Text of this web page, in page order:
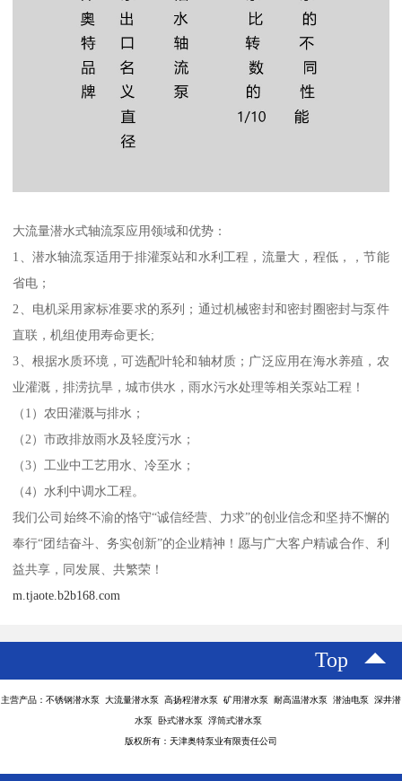
大流量潜水式轴流泵应用领域和优势：
1、潜水轴流泵适用于排灌泵站和水利工程，流量大，程低，，节能
省电；
2、电机采用家标准要求的系列；通过机械密封和密封圈密封与泵件
直联，机组使用寿命更长;
3、根据水质环境，可选配叶轮和轴材质；广泛应用在海水养殖，农
业灌溉，排涝抗旱，城市供水，雨水污水处理等相关泵站工程！
（1）农田灌溉与排水；
（2）市政排放雨水及轻度污水；
（3）工业中工艺用水、冷至水；
（4）水利中调水工程。
我们公司始终不渝的恪守“诚信经营、力求”的创业信念和坚持不懈的
奉行“团结奋斗、务实创新”的企业精神！愿与广大客户精诚合作、利
益共享，同发展、共繁荣！
m.tjaote.b2b168.com
Top
主营产品：不锈钢潜水泵 大流量潜水泵 高扬程潜水泵 矿用潜水泵 耐高温潜水泵 潜油电泵 深井潜
水泵 卧式潜水泵 浮筒式潜水泵
版权所有：天津奥特泵业有限责任公司